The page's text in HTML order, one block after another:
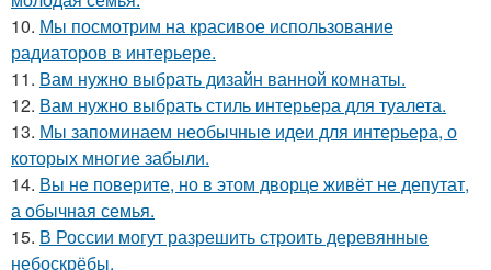
10. Мы посмотрим на красивое использование
радиаторов в интерьере.
11. Вам нужно выбрать дизайн ванной комнаты.
12. Вам нужно выбрать стиль интерьера для туалета.
13. Мы запоминаем необычные идеи для интерьера, о
которых многие забыли.
14. Вы не поверите, но в этом дворце живёт не депутат,
а обычная семья.
15. В России могут разрешить строить деревянные
небоскрёбы.